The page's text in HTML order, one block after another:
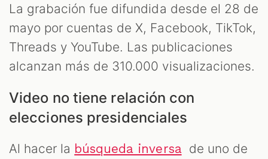
La grabación fue difundida desde el 28 de
mayo por cuentas de X, Facebook, TikTok,
Threads y YouTube. Las publicaciones
alcanzan más de 310.000 visualizaciones.
Video no tiene relación con
elecciones presidenciales
Al hacer la búsqueda inversade uno de